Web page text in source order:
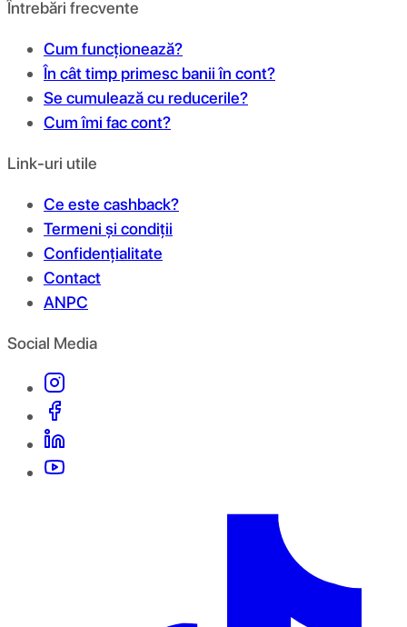
Întrebări frecvente
Cum funcționează?
În cât timp primesc banii în cont?
Se cumulează cu reducerile?
Cum îmi fac cont?
Link-uri utile
Ce este cashback?
Termeni și condiții
Confidențialitate
Contact
ANPC
Social Media